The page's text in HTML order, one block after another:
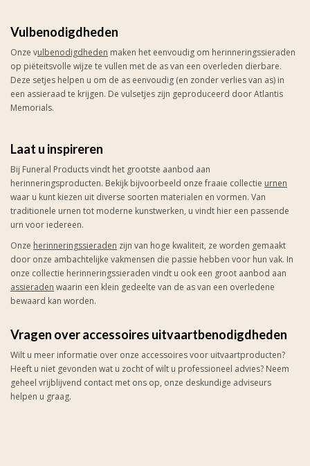
Vulbenodigdheden
Onze vulbenodigdheden maken het eenvoudig om herinneringssieraden
op piëteitsvolle wijze te vullen met de as van een overleden dierbare.
Deze setjes helpen u om de as eenvoudig (en zonder verlies van as) in
een assieraad te krijgen. De vulsetjes zijn geproduceerd door Atlantis
Memorials.
Laat u inspireren
Bij Funeral Products vindt het grootste aanbod aan
herinneringsproducten. Bekijk bijvoorbeeld onze fraaie collectie urnen
waar u kunt kiezen uit diverse soorten materialen en vormen. Van
traditionele urnen tot moderne kunstwerken, u vindt hier een passende
urn voor iedereen.
Onze herinneringssieraden zijn van hoge kwaliteit, ze worden gemaakt
door onze ambachtelijke vakmensen die passie hebben voor hun vak. In
onze collectie herinneringssieraden vindt u ook een groot aanbod aan
assieraden waarin een klein gedeelte van de as van een overledene
bewaard kan worden.
Vragen over accessoires uitvaartbenodigdheden
Wilt u meer informatie over onze accessoires voor uitvaartproducten?
Heeft u niet gevonden wat u zocht of wilt u professioneel advies? Neem
geheel vrijblijvend contact met ons op, onze deskundige adviseurs
helpen u graag.